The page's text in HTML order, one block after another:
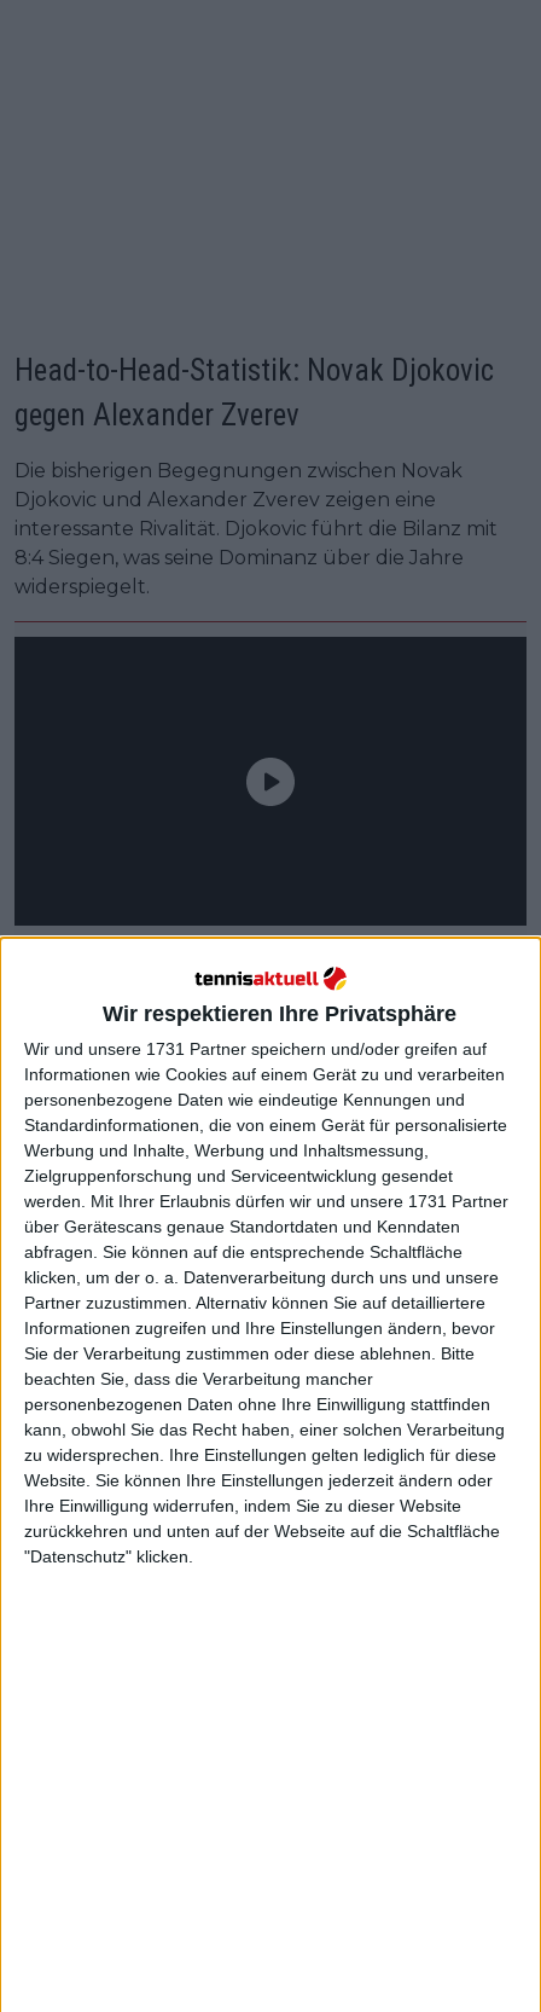
Wir respektieren Ihre Privatsphäre
Wir und unsere 1731 Partner speichern und/oder greifen auf
Informationen wie Cookies auf einem Gerät zu und verarbeiten
personenbezogene Daten wie eindeutige Kennungen und
Standardinformationen, die von einem Gerät für personalisierte
Werbung und Inhalte, Werbung und Inhaltsmessung,
Zielgruppenforschung und Serviceentwicklung gesendet
werden. Mit Ihrer Erlaubnis dürfen wir und unsere 1731 Partner
über Gerätescans genaue Standortdaten und Kenndaten
abfragen. Sie können auf die entsprechende Schaltfläche
klicken, um der o. a. Datenverarbeitung durch uns und unsere
Partner zuzustimmen. Alternativ können Sie auf detailliertere
Informationen zugreifen und Ihre Einstellungen ändern, bevor
Sie der Verarbeitung zustimmen oder diese ablehnen. Bitte
beachten Sie, dass die Verarbeitung mancher
personenbezogenen Daten ohne Ihre Einwilligung stattfinden
kann, obwohl Sie das Recht haben, einer solchen Verarbeitung
zu widersprechen. Ihre Einstellungen gelten lediglich für diese
Website. Sie können Ihre Einstellungen jederzeit ändern oder
Ihre Einwilligung widerrufen, indem Sie zu dieser Website
zurückkehren und unten auf der Webseite auf die Schaltfläche
"Datenschutz" klicken.
Head-to-Head-Statistik: Novak Djokovic
gegen Alexander Zverev
Die bisherigen Begegnungen zwischen Novak
Djokovic und Alexander Zverev zeigen eine
interessante Rivalität. Djokovic führt die Bilanz mit
8:4 Siegen, was seine Dominanz über die Jahre
widerspiegelt.
Weiterlesen
Alexander Zverev erreicht mit
großem Einsatz das Halbfinale
der Australian Open
"Absolut langweiliges Match-up":
Alexander Zverev gibt eine
freche Antwort auf das
Viertelfinal-Duell zwischen Carlos
Alcaraz und Novak Djokovic bei
den Australian Open
Erstes Aufeinandertreffen: Die beiden trafen
zum ersten Mal 2017 beim ATP Masters in Rom
aufeinander. Zverev gewann dieses Match in
zwei Sätzen (6:4, 6:3) und holte sich damit
seinen ersten Masters 1000-Titel.